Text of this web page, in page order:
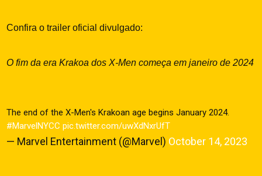
Confira o trailer oficial divulgado:
O fim da era Krakoa dos X-Men começa em janeiro de 2024
The end of the X-Men's Krakoan age begins January 2024.
#MarvelNYCC pic.twitter.com/uwXdNxrUfT
— Marvel Entertainment (@Marvel) October 14, 2023